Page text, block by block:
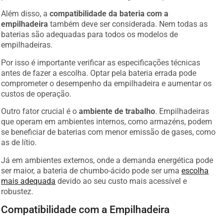
Além disso, acompatibilidade da bateria com a
empilhadeira também deve ser considerada. Nem todas as
baterias são adequadas para todos os modelos de
empilhadeiras.
Por isso é importante verificar as especificações técnicas
antes de fazer a escolha. Optar pela bateria errada pode
comprometer o desempenho da empilhadeira e aumentar os
custos de operação.
Outro fator crucial é oambiente de trabalho. Empilhadeiras
que operam em ambientes internos, como armazéns, podem
se beneficiar de baterias com menor emissão de gases, como
as de lítio.
Já em ambientes externos, onde a demanda energética pode
ser maior, a bateria de chumbo-ácido pode ser umaescolha
mais adequada devido ao seu custo mais acessível e
robustez.
Compatibilidade com a Empilhadeira